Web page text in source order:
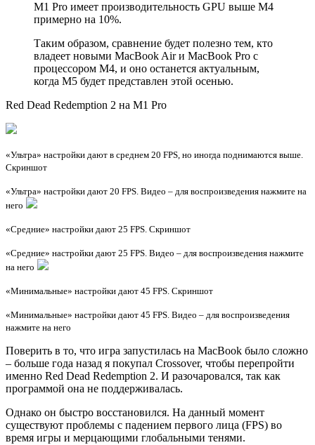
M1 Pro имеет производительность GPU выше M4
примерно на 10%.
Таким образом, сравнение будет полезно тем, кто
владеет новыми MacBook Air и MacBook Pro с
процессором M4, и оно останется актуальным,
когда M5 будет представлен этой осенью.
Red Dead Redemption 2 на M1 Pro
«Ультра» настройки дают в среднем 20 FPS, но иногда поднимаются выше.
Скриншот
«Ультра» настройки дают 20 FPS. Видео – для воспроизведения нажмите на
него
«Средние» настройки дают 25 FPS. Скриншот
«Средние» настройки дают 25 FPS. Видео – для воспроизведения нажмите
на него
«Минимальные» настройки дают 45 FPS. Скриншот
«Минимальные» настройки дают 45 FPS. Видео – для воспроизведения
нажмите на него
Поверить в то, что игра запустилась на MacBook было сложно
– больше года назад я покупал Crossover, чтобы перепройти
именно Red Dead Redemption 2. И разочаровался, так как
программой она не поддерживалась.
Однако он быстро восстановился. На данный момент
существуют проблемы с падением первого лица (FPS) во
время игры и мерцающими глобальными тенями.